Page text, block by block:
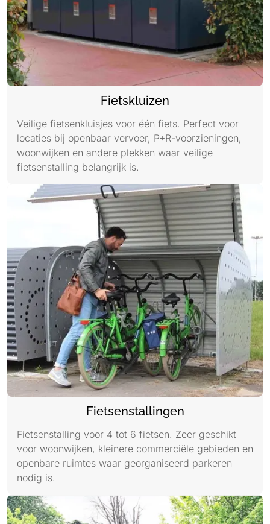
Fietskluizen
Veilige fietsenkluisjes voor één fiets. Perfect voor
locaties bij openbaar vervoer, P+R-voorzieningen,
woonwijken en andere plekken waar veilige
fietsenstalling belangrijk is.
Fietsenstallingen
Fietsenstalling voor 4 tot 6 fietsen. Zeer geschikt
voor woonwijken, kleinere commerciële gebieden en
openbare ruimtes waar georganiseerd parkeren
nodig is.